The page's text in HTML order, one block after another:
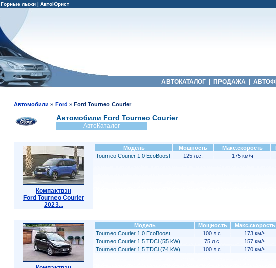
Горные лыжи | АвтоЮрист
АВТОКАТАЛОГ ПРОДАЖА
Автомобили » Ford » Ford Tourneo Courier
Автомобили Ford Tourneo Courier
АвтоКаталог
Компактвэн
Ford Tourneo Courier
2023...
Модель Мощность Макс.скорость
Tourneo Courier 1.0 EcoBoost
125 л.с. 175 км/ч
Модель Мощность Макс.скорость
Tourneo Courier 1.0 EcoBoost
100 л.с. 173 км/ч
Tourneo Courier 1.5 TDCi (55 kW)
75 л.с. 157 км/ч
Tourneo Courier 1.5 TDCi (74 kW)
100 л.с. 170 км/ч